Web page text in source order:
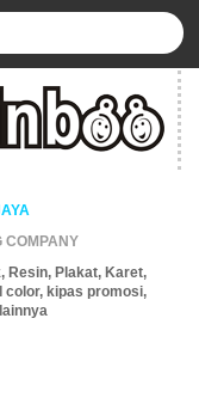
COMPANY
Resin, Plakat, Karet,
color, kipas promosi,